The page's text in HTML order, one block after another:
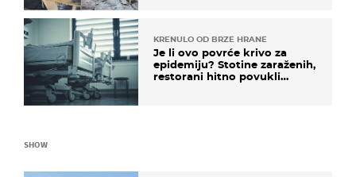
KRENULO OD BRZE HRANE
Je li ovo povrće krivo za
epidemiju? Stotine zaraženih,
restorani hitno povukli
SHOW